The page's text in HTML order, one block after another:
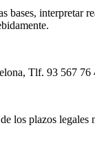
interpretar
Tlf. 93 567 76
los plazos legales